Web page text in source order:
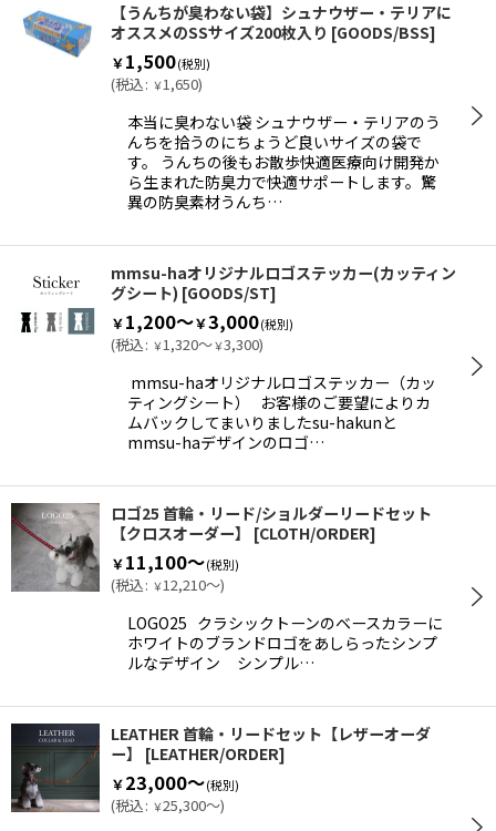
【うんちが臭わない袋】シュナウザー・テリアに
オススメのSSサイズ200枚入り [GOODS/BSS]
￥1,500(税別)
(税込: ￥1,650)
本当に臭わない袋 シュナウザー・テリアのう
んちを拾うのにちょうど良いサイズの袋で
す。 うんちの後もお散歩快適医療向け開発か
ら生まれた防臭力で快適サポートします。驚
異の防臭素材うんち…
mmsu-haオリジナルロゴステッカー(カッティン
グシート) [GOODS/ST]
￥1,200～￥3,000(税別)
(税込: ￥1,320～￥3,300)
mmsu-haオリジナルロゴステッカー（カッ
ティングシート） お客様のご要望によりカ
ムバックしてまいりましたsu-hakunと
mmsu-haデザインのロゴ…
ロゴ25 首輪・リード/ショルダーリードセット
【クロスオーダー】
[CLOTH/ORDER]
￥11,100～(税別)
(税込: ￥12,210～)
LOGO25 クラシックトーンのベースカラーに
ホワイトのブランドロゴをあしらったシンプ
ルなデザイン シンプル…
LEATHER 首輪・リードセット【レザーオーダ
ー】
[LEATHER/ORDER]
￥23,000～(税別)
(税込: ￥25,300～)